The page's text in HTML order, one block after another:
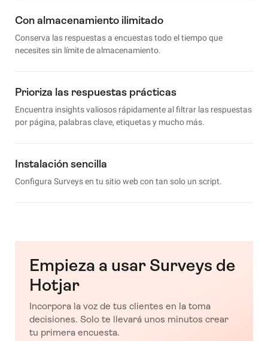
Con almacenamiento ilimitado
Conserva las respuestas a encuestas todo el tiempo que
necesites sin límite de almacenamiento.
Prioriza las respuestas prácticas
Encuentra insights valiosos rápidamente al filtrar las respuestas
por página, palabras clave, etiquetas y mucho más.
Instalación sencilla
Configura Surveys en tu sitio web con tan solo un script.
Empieza a usar Surveys de
Hotjar
Incorpora la voz de tus clientes en la toma
decisiones. Solo te llevará unos minutos crear
tu primera encuesta.